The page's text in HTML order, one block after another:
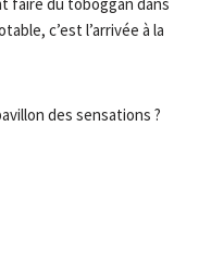
c’est l’arrivée à la
des sensations ?